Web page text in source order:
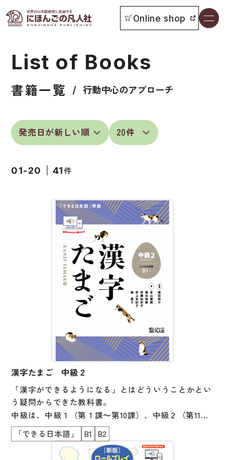
書籍一覧
お知らせ
イベント
教科書採用について
書籍の内容について
著作権について
原稿・企画の持ち込みについて
その他の質問
わたしたちについて
お問い合わせ
書店様向け
Online shop
本をさがす
日本語学習者用教科書
総合教科書
短期滞在者向け
留学生向け専門分野
表記（かな・漢字）
練習問題
日本語能力試験対策
日本留学試験対策
各種試験対策
List of Books
書籍一覧 行動中心のアプローチ
01-20 41件
漢字たまご 中級２
「漢字ができるようになる」とはどういうことかとい
う疑問からできた教科書。
中級は、中級１（第１課～第10課）、中級２（第11課
～第20課）の２分冊となっています。
＜３つの柱＞
「できる日本語」 B1 B2